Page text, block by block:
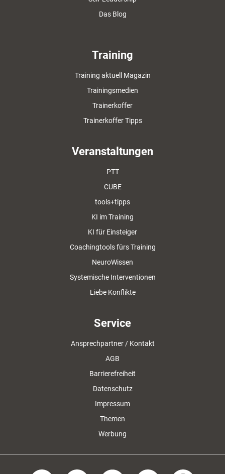
Das Blog
Training
Training aktuell Magazin
Trainingsmedien
Trainerkoffer
Trainerkoffer Tipps
Veranstaltungen
PTT
CUBE
tools+tipps
KI im Training
KI für Einsteiger
Coachingtools fürs Training
NeuroWissen
Systemische Interventionen
Liebe Konflikte
Service
Ansprechpartner / Kontakt
AGB
Barrierefreiheit
Datenschutz
Impressum
Themen
Werbung